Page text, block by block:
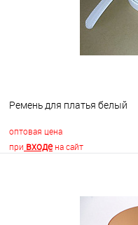
Ремень для платья белый
оптовая цена
при входена сайт